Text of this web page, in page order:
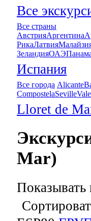
Все
Все страны
АвстрияАргентина
РикаЛатвия
ЗеландияОАЭ
Испания
Все города Alicante
CompostelaSeville
Lloret de
Mar)
Показывать